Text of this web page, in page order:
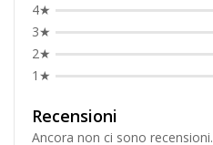
4★
3★
2★
1★
Recensioni
Ancora non ci sono recensioni.